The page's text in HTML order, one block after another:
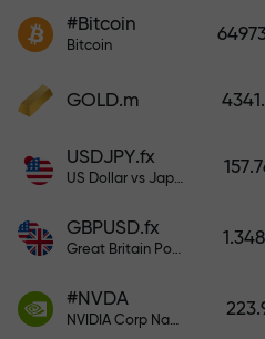
زاد مبلغ الإيداع، زادت
#Bitcoin
Bitcoin
GOLD.m
USDJPY.fx
US Dollar vs Japanese Yen
GBPUSD.fx
Great Britain Pound vs US Dollar
#NVDA
NVIDIA Corp Nasdaq Stock Exchange (Nasdaq) USD